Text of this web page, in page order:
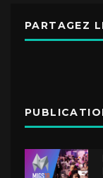
PARTAGEZ